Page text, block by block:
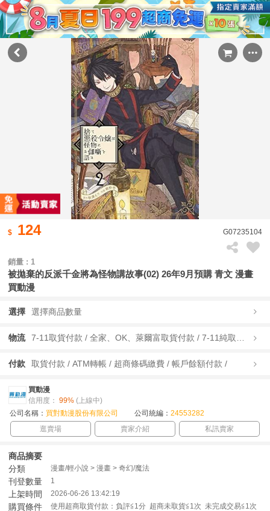
124 G07235104
銷量 : 1
被拋棄的反派千金將為怪物講故事(02) 26年9月預購 青文 漫畫
買動漫
選擇 選擇商品數量
物流
付款 取貨付款 / ATM轉帳 / 超商條碼繳費 / 帳戶餘額付款 /
買動漫
信用度： 99% (上線中)
公司名稱： 買對動漫股份有限公司 公司統編： 24553282
逛賣場
賣家介紹 私訊賣家
商品摘要
分類
漫畫/輕小說 > 漫畫 > 奇幻/魔法
刊登數量 1
上架時間 2026-06-26 13:42:19
購買條件 使用超商取貨付款：負評≦1分 超商未取貨≦1次 未完成交易≦1次